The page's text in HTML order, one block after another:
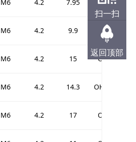
扫一扫
返回顶部
M6 4.2 7.95 OH3944H
M6 4.2 9.9 OH3044H
M6 4.2 15 OH3144H
M6 4.2 14.3 OH3144HTL
M6 4.2 17 OH2344H